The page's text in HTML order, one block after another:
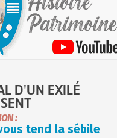
D'UN EXILÉ
:
tend la sébile